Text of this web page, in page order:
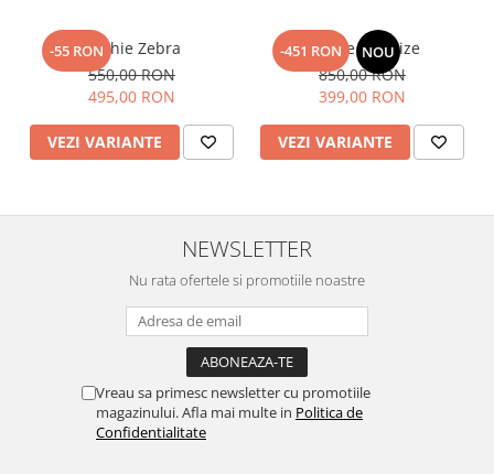
-55 RONRochie Zebra
550,00 RON
495,00 RON
VEZI VARIANTE
-451 RON NOU
Rochie Charlize
850,00 RON
399,00 RON
VEZI VARIANTE
NEWSLETTER
Nu rata ofertele si promotiile noastre
Vreau sa primesc newsletter cu promotiile
magazinului. Afla mai multe in Politica de
Confidentialitate